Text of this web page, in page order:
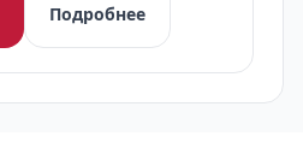
Подробнее